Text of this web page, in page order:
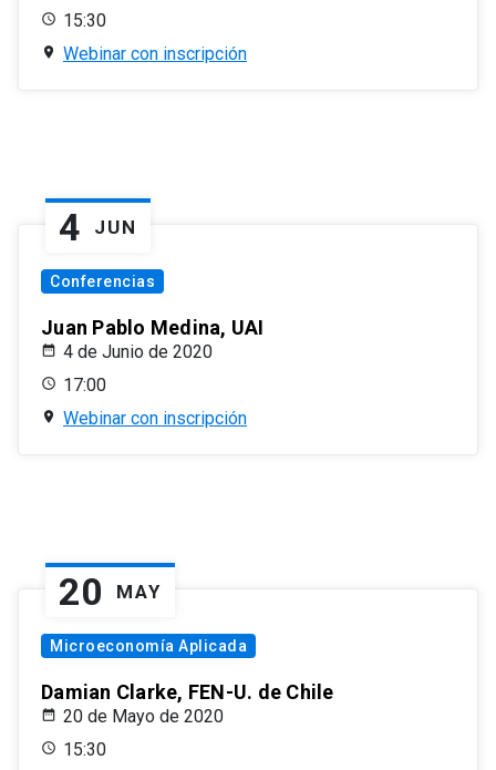
15:30
Webinar con inscripción
4 JUN
Conferencias
Juan Pablo Medina, UAI
4 de Junio de 2020
17:00
Webinar con inscripción
20 MAY
Microeconomía Aplicada
Damian Clarke, FEN-U. de Chile
20 de Mayo de 2020
15:30